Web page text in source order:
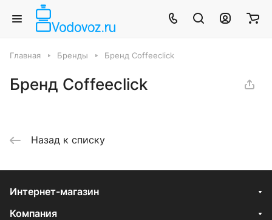
Главная Бренды Бренд Coffeeclick
Бренд Coffeeclick
Назад к списку
Интернет-магазин
Компания